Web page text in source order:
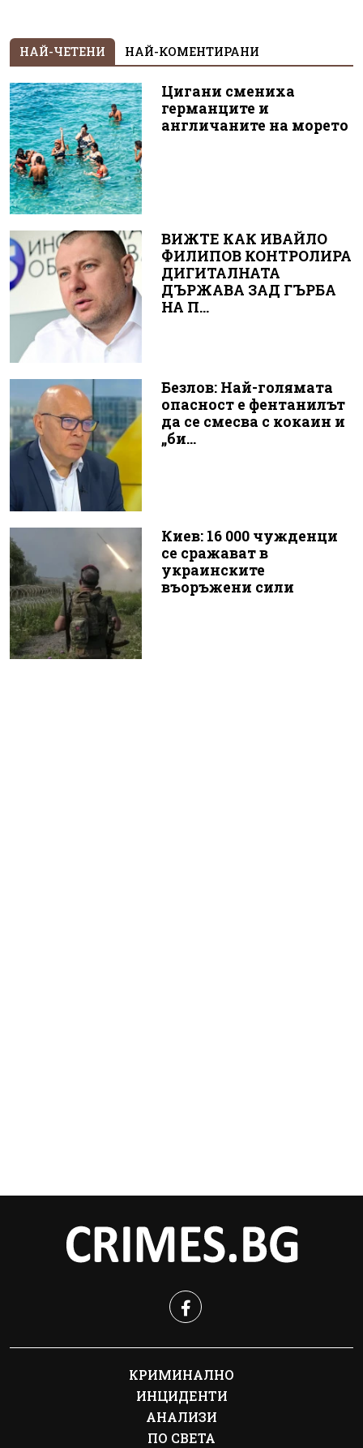
НАЙ-ЧЕТЕНИ НАЙ-КОМЕНТИРАНИ
Цигани смениха
германците и
англичаните на морето
ВИЖТЕ КАК ИВАЙЛО
ФИЛИПОВ КОНТРОЛИРА
ДИГИТАЛНАТА
ДЪРЖАВА ЗАД ГЪРБА
НА П...
Безлов: Най-голямата
опасност е фентанилът
да се смесва с кокаин и
„би...
Киев: 16 000 чужденци
се сражават в
украинските
въоръжени сили
КРИМИНАЛНО
ИНЦИДЕНТИ
АНАЛИЗИ
ПО СВЕТА